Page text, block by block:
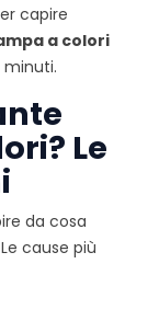
capire
a colori
minuti.
Le
da cosa
cause più